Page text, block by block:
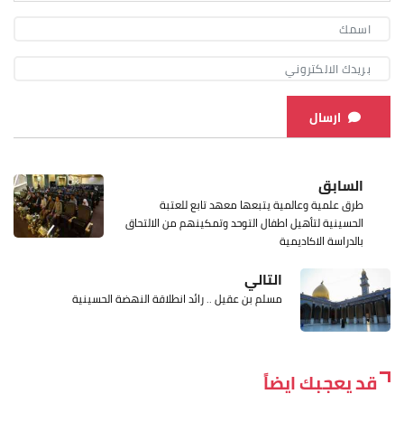
ارسال
السابق
طرق علمية وعالمية يتبعها معهد تابع للعتبة
الحسينية لتأهيل اطفال التوحد وتمكينهم من الالتحاق
بالدراسة الاكاديمية
التالي
مسلم بن عقيل .. رائد انطلاقة النهضة الحسينية
قد يعجبك ايضاً